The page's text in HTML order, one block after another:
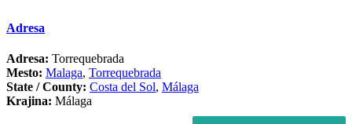
Adresa
Adresa: Torrequebrada
Mesto: Malaga, Torrequebrada
State / County: Costa del Sol, Málaga
Krajina: Málaga